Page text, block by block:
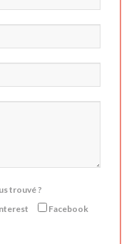
trouvé ?
Facebook